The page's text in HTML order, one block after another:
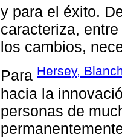
y para el éxito.
caracteriza,
los cambios,
Para Hersey,
hacia la
personas de